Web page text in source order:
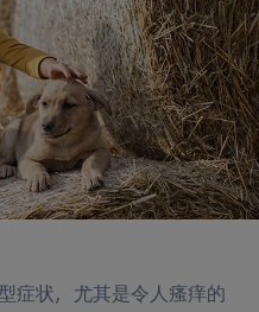
症状，尤其是令人瘙痒的